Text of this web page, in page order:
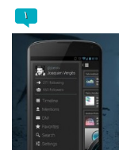
۱